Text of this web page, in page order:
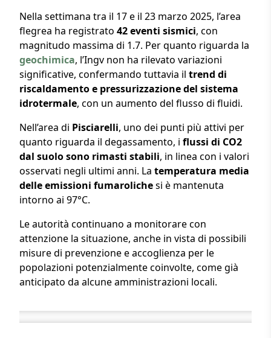
Nella settimana tra il 17 e il 23 marzo 2025, l’area
flegrea ha registrato 42 eventi sismici, con
magnitudo massima di 1.7. Per quanto riguarda la
geochimica, l’Ingv non ha rilevato variazioni
significative, confermando tuttavia il trend di
riscaldamento e pressurizzazione del sistema
idrotermale, con un aumento del flusso di fluidi.
Nell’area di Pisciarelli, uno dei punti più attivi per
quanto riguarda il degassamento, i flussi di CO2
dal suolo sono rimasti stabili, in linea con i valori
osservati negli ultimi anni. La temperatura media
delle emissioni fumarolichesi è mantenuta
intorno ai 97°C.
Le autorità continuano a monitorare con
attenzione la situazione, anche in vista di possibili
misure di prevenzione e accoglienza per le
popolazioni potenzialmente coinvolte, come già
anticipato da alcune amministrazioni locali.